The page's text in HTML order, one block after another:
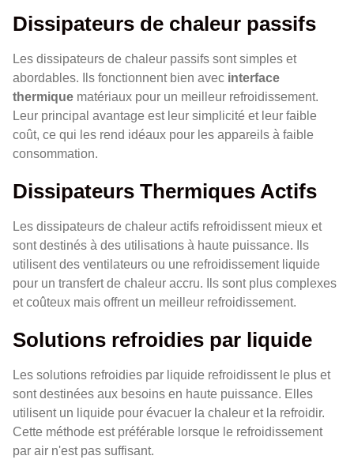
Dissipateurs de chaleur passifs
Les dissipateurs de chaleur passifs sont simples et
abordables. Ils fonctionnent bien avec interface
thermique matériaux pour un meilleur refroidissement.
Leur principal avantage est leur simplicité et leur faible
coût, ce qui les rend idéaux pour les appareils à faible
consommation.
Dissipateurs Thermiques Actifs
Les dissipateurs de chaleur actifs refroidissent mieux et
sont destinés à des utilisations à haute puissance. Ils
utilisent des ventilateurs ou une refroidissement liquide
pour un transfert de chaleur accru. Ils sont plus complexes
et coûteux mais offrent un meilleur refroidissement.
Solutions refroidies par liquide
Les solutions refroidies par liquide refroidissent le plus et
sont destinées aux besoins en haute puissance. Elles
utilisent un liquide pour évacuer la chaleur et la refroidir.
Cette méthode est préférable lorsque le refroidissement
par air n'est pas suffisant.